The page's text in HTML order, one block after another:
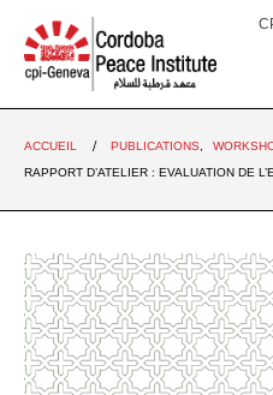
ACCUEIL PUBLICATIONS
RAPPORT D’ATELIER : EVALUATION DE